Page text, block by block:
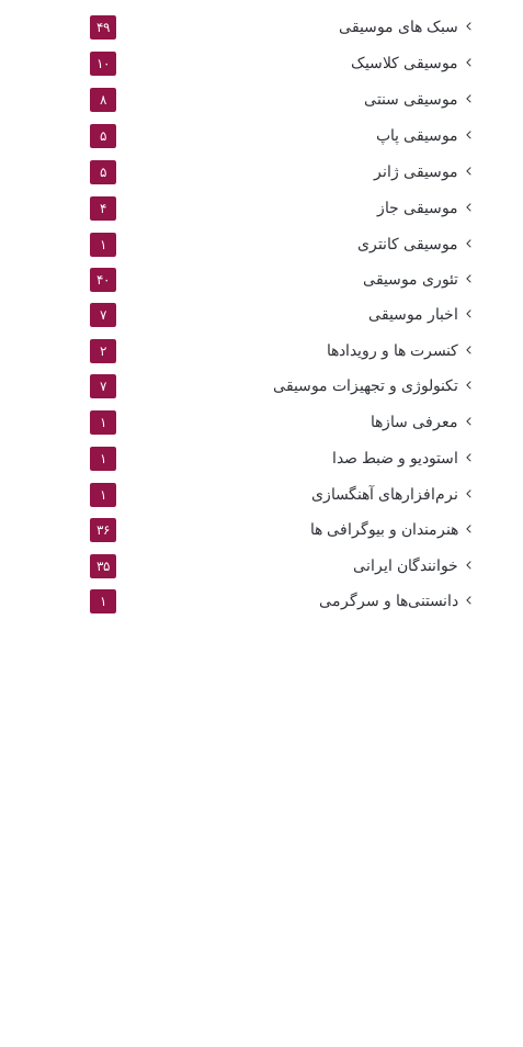
سبک های موسیقی ۴۹
موسیقی کلاسیک ۱۰
موسیقی سنتی ۸
موسیقی پاپ ۵
موسیقی ژانر ۵
موسیقی جاز ۴
موسیقی کانتری ۱
تئوری موسیقی ۴۰
اخبار موسیقی ۷
کنسرت ها و رویدادها ۲
تکنولوژی و تجهیزات موسیقی ۷
معرفی سازها ۱
استودیو و ضبط صدا ۱
نرم‌افزارهای آهنگسازی ۱
هنرمندان و بیوگرافی ها ۳۶
خوانندگان ایرانی ۳۵
دانستنی‌ها و سرگرمی ۱